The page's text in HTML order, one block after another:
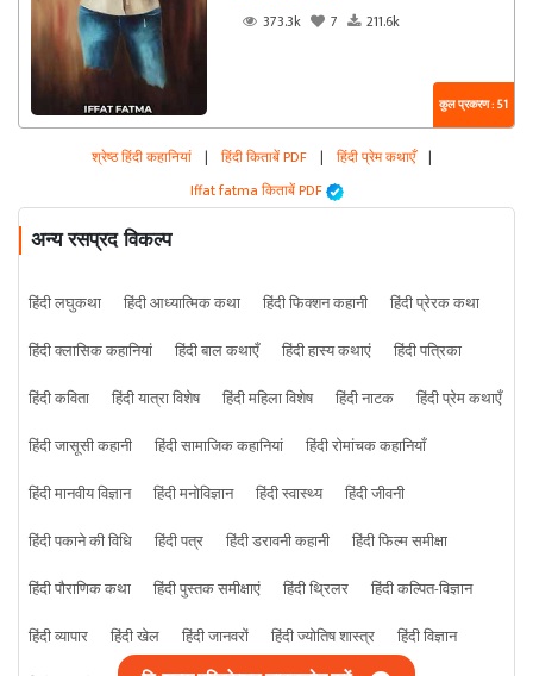
373.3k
7 211.6k
कुल प्रकरण : 51
श्रेष्ठ हिंदी कहानियां | हिंदी किताबें PDF | हिंदी प्रेम कथाएँ |
Iffat fatma किताबें PDF
अन्य रसप्रद विकल्प
हिंदी लघुकथा हिंदी आध्यात्मिक कथा हिंदी फिक्शन कहानी
हिंदी प्रेरक कथा
हिंदी क्लासिक कहानियां
हिंदी बाल कथाएँ हिंदी हास्य कथाएं
हिंदी पत्रिका
हिंदी कविता
हिंदी यात्रा विशेष हिंदी महिला विशेष हिंदी नाटक
हिंदी प्रेम कथाएँ
हिंदी जासूसी कहानी
हिंदी सामाजिक कहानियां
हिंदी रोमांचक कहानियाँ
हिंदी मानवीय विज्ञान
हिंदी मनोविज्ञान हिंदी स्वास्थ्य
हिंदी जीवनी
हिंदी पकाने की विधि
हिंदी पत्र हिंदी डरावनी कहानी
हिंदी फिल्म समीक्षा
हिंदी पौराणिक कथा
हिंदी पुस्तक समीक्षाएं हिंदी थ्रिलर
हिंदी कल्पित-विज्ञान
हिंदी व्यापार
हिंदी खेल हिंदी जानवरों हिंदी ज्योतिष शास्त्र
हिंदी विज्ञान